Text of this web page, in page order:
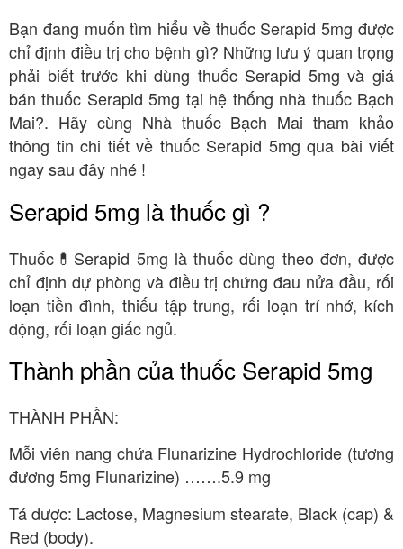
Bạn đang muốn tìm hiểu về thuốc Serapid 5mg được
chỉ định điều trị cho bệnh gì? Những lưu ý quan trọng
phải biết trước khi dùng thuốc Serapid 5mg và giá
bán thuốc Serapid 5mg tại hệ thống nhà thuốc Bạch
Mai?. Hãy cùng Nhà thuốc Bạch Mai tham khảo
thông tin chi tiết về thuốc Serapid 5mg qua bài viết
ngay sau đây nhé !
Serapid 5mg là thuốc gì ?
Thuốc💊Serapid 5mg là thuốc dùng theo đơn, được
chỉ định dự phòng và điều trị chứng đau nửa đầu, rối
loạn tiền đình, thiếu tập trung, rối loạn trí nhớ, kích
động, rối loạn giấc ngủ.
Thành phần của thuốc Serapid 5mg
THÀNH PHẦN:
Mỗi viên nang chứa Flunarizine Hydrochloride (tương
đương 5mg Flunarizine) …….5.9 mg
Tá dược: Lactose, Magnesium stearate, Black (cap) &
Red (body).